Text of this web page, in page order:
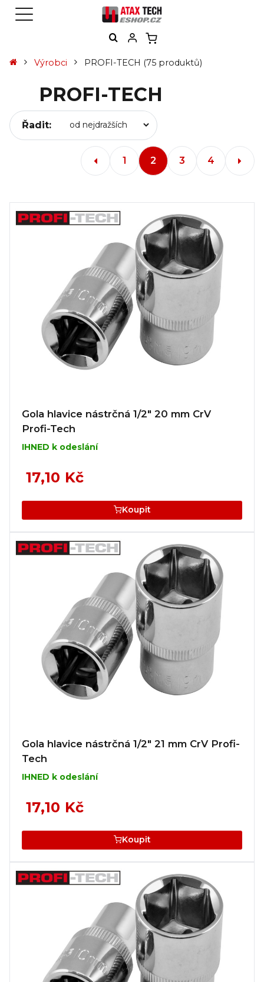
Výrobci PROFI-TECH (75 produktů)
PROFI-TECH
Řadit:
1 2 3 4
Gola hlavice nástrčná 1/2" 20 mm CrV
Profi-Tech
IHNED k odeslání
17,10 Kč
Koupit
Gola hlavice nástrčná 1/2" 21 mm CrV Profi-
Tech
IHNED k odeslání
17,10 Kč
Koupit